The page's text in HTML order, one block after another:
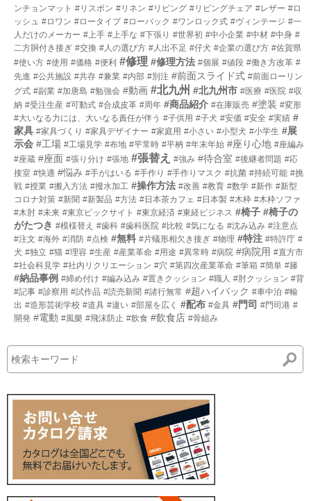
ンチョンマット #リスボン #リネン #リビング #リビングチェア #レザー #ロ
ッシュ #ロワン #ロータイプ #ローバック #ワンロック式 #ヴィンテージ #一
人だけのメーカー #上手 #上手な #下張り #世界初 #中小企業 #中材 #中身 #
二方胴付き接ぎ #交換 #人の選び方 #人出不足 #仔犬 #企業の選び方 #佐賀県
#使い方 #使用 #価格 #便利 #修理 #修理方法 #個展 #値段 #働き方改革 #
先進 #公共施設 #共存 #兼業 #内部 #別注 #前面スライド式 #前面ローリン
グ式 #副業 #加唐島 #勉強会 #動画 #北九州 #北九州市 #医療 #医院 #収
納 #受注生産 #可動式 #合成皮革 #周年 #商品紹介 #在庫販売 #塗装 #変形
#大いなる力には、大いなる責任が伴う #子供用 #子犬 #安価 #安全 #実績 #
家具 #家具づくり #家具デザイナー #家庭用 #小さい #小型犬 #小学生 #展
示会 #工場 #工場見学 #布地 #平常時 #平枘 #年末年始 #座り心地 #座編み
#座蔵 #座面 #張り分け #張地 #張替え #強み #待合室 #後継者問題 #応
接室 #快適 #悩み #手がはいる #手作り #手作りマスク #抗菌 #持続可能 #挑
戦 #授業 #搬入方法 #撥水加工 #操作方法 #改善 #教育 #数学 #新作 #新型
コロナ対策 #新聞 #新製品 #方法 #日本茶カフェ #日本製 #木枠 #木枠ソファ
#木肘 #未来 #東京ビックサイト #東京経済 #東経ビジネス #椅子 #椅子の
がたつき #模様替え #歯科 #歯科医院 #比較 #気になる #沈み込み #注意点
#注文 #海外 #消防 #点検 #無料 #片蟻形相欠き接ぎ #物理 #特注 #特許庁 #
犬 #独立 #猫 #理容 #生産 #産業革命 #用途 #異常時 #病院 #病院用 #直方市
#社会科見学 #社内リクリエーション #穴 #第四次産業革命 #筆箱 #簡単 #籐
#納品事例 #締め付け #編み込み #置きクッション #職人 #肘クッション #背
#記事 #診察用 #試作品 #読売新聞 #諸行無常 #超ハイバック #車中泊 #輸
出 #造形芸術学校 #道具 #違い #部屋を広く #配布 #金具 #門司 #門司港 #
開発 #電動 #風樂 #飛沫防止 #飲食 #飲食店 #骨組み